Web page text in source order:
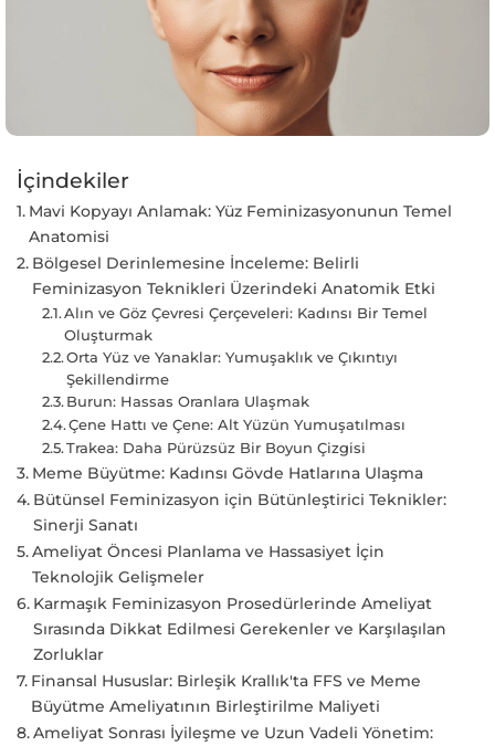
İçindekiler
Mavi Kopyayı Anlamak: Yüz Feminizasyonunun Temel
Anatomisi
Bölgesel Derinlemesine İnceleme: Belirli
Feminizasyon Teknikleri Üzerindeki Anatomik Etki
Alın ve Göz Çevresi Çerçeveleri: Kadınsı Bir Temel
Oluşturmak
Orta Yüz ve Yanaklar: Yumuşaklık ve Çıkıntıyı
Şekillendirme
Burun: Hassas Oranlara Ulaşmak
Çene Hattı ve Çene: Alt Yüzün Yumuşatılması
Trakea: Daha Pürüzsüz Bir Boyun Çizgisi
Meme Büyütme: Kadınsı Gövde Hatlarına Ulaşma
Bütünsel Feminizasyon için Bütünleştirici Teknikler:
Sinerji Sanatı
Ameliyat Öncesi Planlama ve Hassasiyet İçin
Teknolojik Gelişmeler
Karmaşık Feminizasyon Prosedürlerinde Ameliyat
Sırasında Dikkat Edilmesi Gerekenler ve Karşılaşılan
Zorluklar
Finansal Hususlar: Birleşik Krallık'ta FFS ve Meme
Büyütme Ameliyatının Birleştirilme Maliyeti
Ameliyat Sonrası İyileşme ve Uzun Vadeli Yönetim: